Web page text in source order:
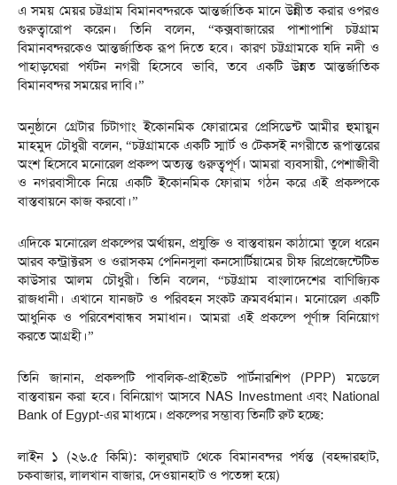
এ সময় মেয়র চট্টগ্রাম বিমানবন্দরকে আন্তর্জাতিক মানে উন্নীত করার ওপরও
গুরুত্বারোপ করেন। তিনি বলেন, “কক্সবাজারের পাশাপাশি চট্টগ্রাম
বিমানবন্দরকেও আন্তর্জাতিক রূপ দিতে হবে। কারণ চট্টগ্রামকে যদি নদী ও
পাহাড়ঘেরা পর্যটন নগরী হিসেবে ভাবি, তবে একটি উন্নত আন্তর্জাতিক
বিমানবন্দর সময়ের দাবি।”
অনুষ্ঠানে গ্রেটার চিটাগাং ইকোনমিক ফোরামের প্রেসিডেন্ট আমীর হুমায়ুন
মাহমুদ চৌধুরী বলেন, “চট্টগ্রামকে একটি স্মার্ট ও টেকসই নগরীতে রূপান্তরের
অংশ হিসেবে মনোরেল প্রকল্প অত্যন্ত গুরুত্বপূর্ণ। আমরা ব্যবসায়ী, পেশাজীবী
ও নগরবাসীকে নিয়ে একটি ইকোনমিক ফোরাম গঠন করে এই প্রকল্পকে
বাস্তবায়নে কাজ করবো।”
এদিকে মনোরেল প্রকল্পের অর্থায়ন, প্রযুক্তি ও বাস্তবায়ন কাঠামো তুলে ধরেন
আরব কন্ট্রাক্টরস ও ওরাসকম পেনিনসুলা কনসোর্টিয়ামের চীফ রিপ্রেজেন্টেটিভ
কাউসার আলম চৌধুরী। তিনি বলেন, “চট্টগ্রাম বাংলাদেশের বাণিজ্যিক
রাজধানী। এখানে যানজট ও পরিবহন সংকট ক্রমবর্ধমান। মনোরেল একটি
আধুনিক ও পরিবেশবান্ধব সমাধান। আমরা এই প্রকল্পে পূর্ণাঙ্গ বিনিয়োগ
করতে আগ্রহী।”
তিনি জানান, প্রকল্পটি পাবলিক-প্রাইভেট পার্টনারশিপ (PPP) মডেলে
বাস্তবায়ন করা হবে। বিনিয়োগ আসবে NAS Investment এবং National
Bank of Egypt-এর মাধ্যমে। প্রকল্পের সম্ভাব্য তিনটি রুট হচ্ছে:
লাইন ১ (২৬.৫ কিমি): কালুরঘাট থেকে বিমানবন্দর পর্যন্ত (বহদ্দারহাট,
চকবাজার, লালখান বাজার, দেওয়ানহাট ও পতেঙ্গা হয়ে)